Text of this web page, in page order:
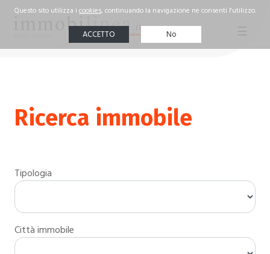
Agenzia
successi
Valutazione
Ricerca
Immobile
Contatti
Ricerca immobile
Tipologia
Città immobile